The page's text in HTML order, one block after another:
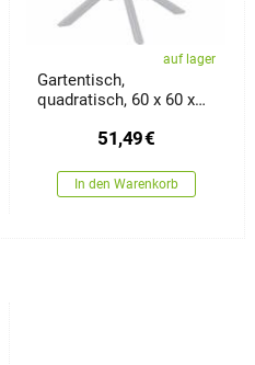
auf lager
Gartentisch,
quadratisch, 60 x 60 x
51,49€
In den Warenkorb